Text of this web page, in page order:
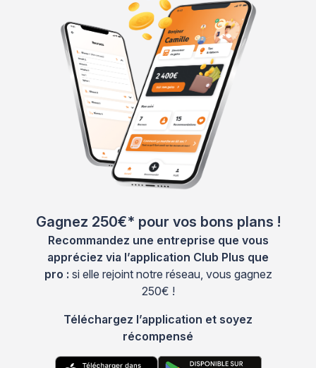
Gagnez 250€* pour vos bons plans !
Recommandez une entreprise que vous
appréciez via l’application Club Plus que
pro : si elle rejoint notre réseau, vous gagnez
250€ !
Téléchargez l’application et soyez
récompensé